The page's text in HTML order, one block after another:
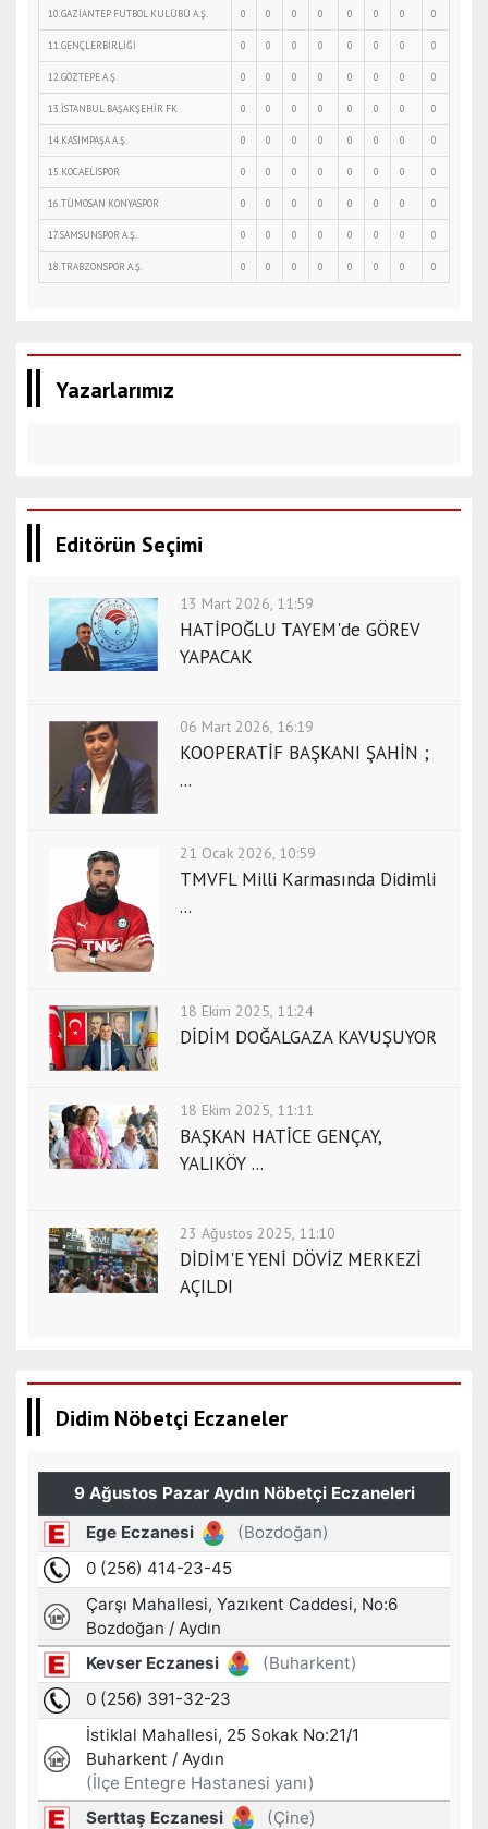
10.GAZİANTEP FUTBOL KULÜBÜ A.Ş. 0 0 0 0 0 0 0 0
11.GENÇLERBİRLİĞİ 0 0 0 0 0 0 0 0
12.GÖZTEPE A.Ş. 0 0 0 0 0 0 0 0
13.İSTANBUL BAŞAKŞEHİR FK 0 0 0 0 0 0 0 0
14.KASIMPAŞA A.Ş. 0 0 0 0 0 0 0 0
15.KOCAELİSPOR 0 0 0 0 0 0 0 0
16.TÜMOSAN KONYASPOR 0 0 0 0 0 0 0 0
17.SAMSUNSPOR A.Ş. 0 0 0 0 0 0 0 0
18.TRABZONSPOR A.Ş. 0 0 0 0 0 0 0 0
Yazarlarımız
Editörün Seçimi
13 Mart 2026, 11:59
HATİPOĞLU TAYEM'de GÖREV
YAPACAK
06 Mart 2026, 16:19
KOOPERATİF BAŞKANI ŞAHİN ;
...
21 Ocak 2026, 10:59
TMVFL Milli Karmasında Didimli
...
18 Ekim 2025, 11:24
DİDİM DOĞALGAZA KAVUŞUYOR
18 Ekim 2025, 11:11
BAŞKAN HATİCE GENÇAY,
YALIKÖY ...
23 Ağustos 2025, 11:10
DİDİM'E YENİ DÖVİZ MERKEZİ
AÇILDI
Didim Nöbetçi Eczaneler